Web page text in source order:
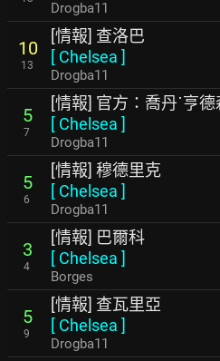
Drogba11
10
13
[情報] 查洛巴
[ Chelsea ]
Drogba11
5
7
[情報] 官方：喬丹˙亨
[ Chelsea ]
Drogba11
5
6
[情報] 穆德里克
[ Chelsea ]
Drogba11
3
4
[情報] 巴爾科
[ Chelsea ]
Borges
5
9
[情報] 查瓦里亞
[ Chelsea ]
Drogba11